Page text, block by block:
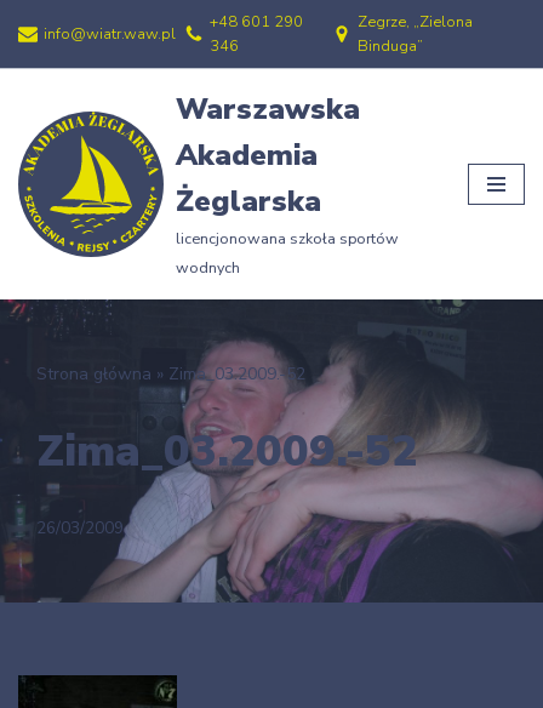
Przejdź
treści
info@wiatr.waw.pl
+48 601 290
346
Zegrze, „Zielona
Binduga”
Warszawska
Akademia
Żeglarska
licencjonowana szkoła sportów
wodnych
Strona główna » Zima_03.2009.-52
Zima_03.2009.-52
26/03/2009